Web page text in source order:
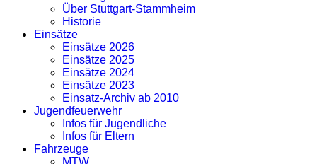
Über Stuttgart-Stammheim
Historie
Einsätze
Einsätze 2026
Einsätze 2025
Einsätze 2024
Einsätze 2023
Einsatz-Archiv ab 2010
Jugendfeuerwehr
Infos für Jugendliche
Infos für Eltern
Fahrzeuge
MTW